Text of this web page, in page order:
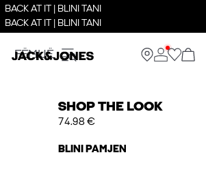
BACK AT IT | BLINI TANI
BACK AT IT | BLINI TANI
FËMIJË
SHOP THE LOOK
74.98 €
BLINI PAMJEN